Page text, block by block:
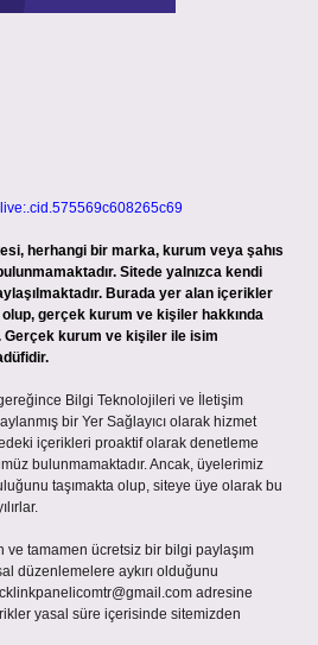
herhangi bir marka, kurum veya şahıs
Sitede yalnızca kendi
Burada yer alan içerikler
gerçek kurum ve kişiler hakkında
Gerçek kurum ve kişiler ile isim
Bilgi Teknolojileri ve İletişim
bir Yer Sağlayıcı olarak hizmet
içerikleri proaktif olarak denetleme
bulunmamaktadır. Ancak, üyelerimiz
taşımakta olup, siteye üye olarak bu
ve tamamen ücretsiz bir bilgi paylaşım
düzenlemelere aykırı olduğunu
adresine
yasal süre içerisinde sitemizden